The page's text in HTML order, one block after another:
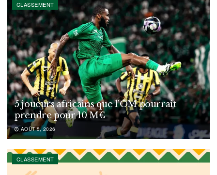
CLASSEMENT
5 joueurs africains que l’OM pourrait
prendre pour 10 M€
AOÛT 5, 2026
CLASSEMENT